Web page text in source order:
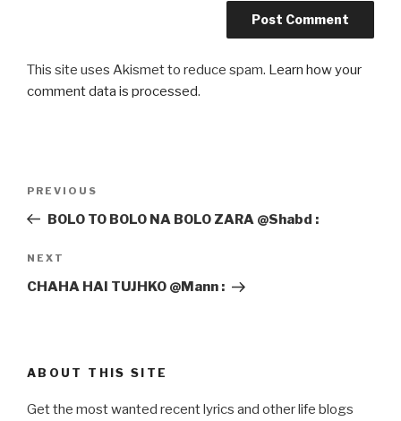
This site uses Akismet to reduce spam. Learn how your
comment data is processed.
Previous
Post
PREVIOUS
BOLO TO BOLO NA BOLO ZARA @Shabd :
Next
Post
NEXT
CHAHA HAI TUJHKO @Mann :
ABOUT THIS SITE
Get the most wanted recent lyrics and other life blogs